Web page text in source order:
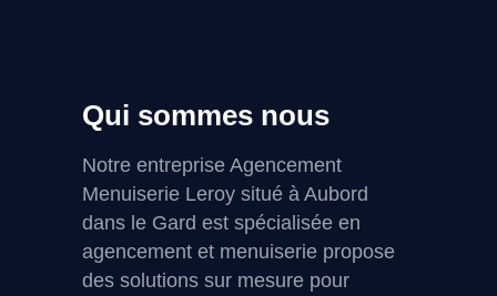
Qui sommes nous
Notre entreprise Agencement
Menuiserie Leroy situé à Aubord
dans le Gard est spécialisée en
agencement et menuiserie propose
des solutions sur mesure pour